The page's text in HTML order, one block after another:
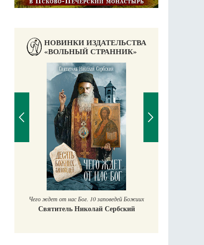
НОВИНКИ ИЗДАТЕЛЬСТВА
«ВОЛЬНЫЙ СТРАННИК»
Чего ждет от нас Бог. 10 заповедей Божиих
Святитель Николай Сербский